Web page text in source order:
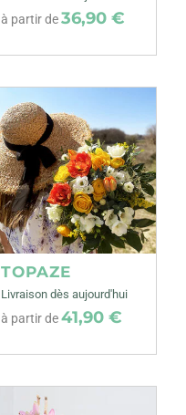
à partir de36,90 €
TOPAZE
Livraison dès aujourd'hui
à partir de41,90 €